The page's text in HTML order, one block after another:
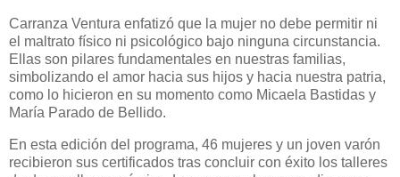
Carranza Ventura enfatizó que la mujer no debe permitir ni
el maltrato físico ni psicológico bajo ninguna circunstancia.
Ellas son pilares fundamentales en nuestras familias,
simbolizando el amor hacia sus hijos y hacia nuestra patria,
como lo hicieron en su momento como Micaela Bastidas y
María Parado de Bellido.
En esta edición del programa, 46 mujeres y un joven varón
recibieron sus certificados tras concluir con éxito los talleres